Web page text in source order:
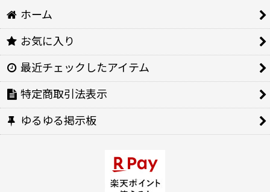
ホーム
お気に入り
最近チェックしたアイテム
特定商取引法表示
ゆるゆる掲示板